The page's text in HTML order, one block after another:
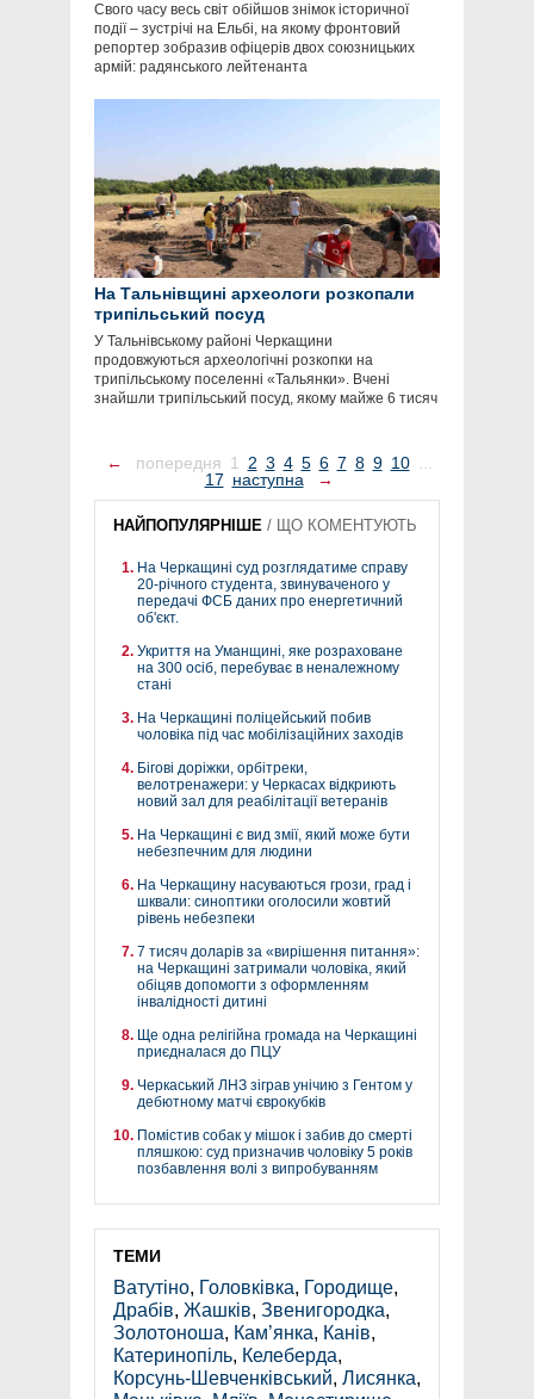
Свого часу весь світ обійшов знімок історичної
події – зустрічі на Ельбі, на якому фронтовий
репортер зобразив офіцерів двох союзницьких
армій: радянського лейтенанта
На Тальнівщині археологи розкопали
трипільський посуд
У Тальнівському районі Черкащини
продовжуються археологічні розкопки на
трипільському поселенні «Тальянки». Вчені
знайшли трипільський посуд, якому майже 6 тисяч
← попередня 1 2 3 4 5 6 7 8 9 10 ...
17 наступна →
НАЙПОПУЛЯРНІШЕ / ЩО КОМЕНТУЮТЬ
На Черкащині суд розглядатиме справу
20-річного студента, звинуваченого у
передачі ФСБ даних про енергетичний
об'єкт.
Укриття на Уманщині, яке розраховане
на 300 осіб, перебуває в неналежному
стані
На Черкащині поліцейський побив
чоловіка під час мобілізаційних заходів
Бігові доріжки, орбітреки,
велотренажери: у Черкасах відкриють
новий зал для реабілітації ветеранів
На Черкащині є вид змії, який може бути
небезпечним для людини
На Черкащину насуваються грози, град і
шквали: синоптики оголосили жовтий
рівень небезпеки
7 тисяч доларів за «вирішення питання»:
на Черкащині затримали чоловіка, який
обіцяв допомогти з оформленням
інвалідності дитині
Ще одна релігійна громада на Черкащині
приєдналася до ПЦУ
Черкаський ЛНЗ зіграв унічию з Гентом у
дебютному матчі єврокубків
Помістив собак у мішок і забив до смерті
пляшкою: суд призначив чоловіку 5 років
позбавлення волі з випробуванням
ТЕМИ
Ватутіно, Головківка, Городище,
Драбів, Жашків, Звенигородка,
Золотоноша, Кам’янка, Канів,
Катеринопіль, Келеберда,
Корсунь-Шевченківський, Лисянка,